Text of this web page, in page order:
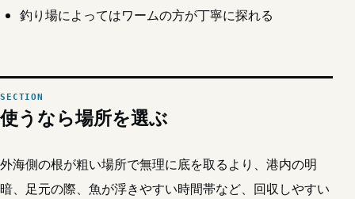
釣り場によってはワームの方が丁寧に探れる
使うなら場所を選ぶ
外海側の根が粗い場所で無理に底を取るより、港内の明
暗、足元の際、魚が浮きやすい時間帯など、回収しやすい